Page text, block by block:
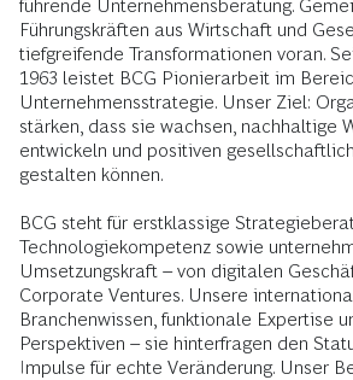
führende Unternehmensberatung.
Führungskräften aus Wirtschaft und
tiefgreifende Transformationen voran.
1963 leistet BCG Pionierarbeit im
Unternehmensstrategie. Unser Ziel:
stärken, dass sie wachsen, nachhaltige
entwickeln und positiven
gestalten können.
BCG steht für erstklassige
Technologiekompetenz sowie
Umsetzungskraft – von digitalen
Corporate Ventures. Unsere
Branchenwissen, funktionale Expertise
Perspektiven – sie hinterfragen den
Impulse für echte Veränderung. Unser